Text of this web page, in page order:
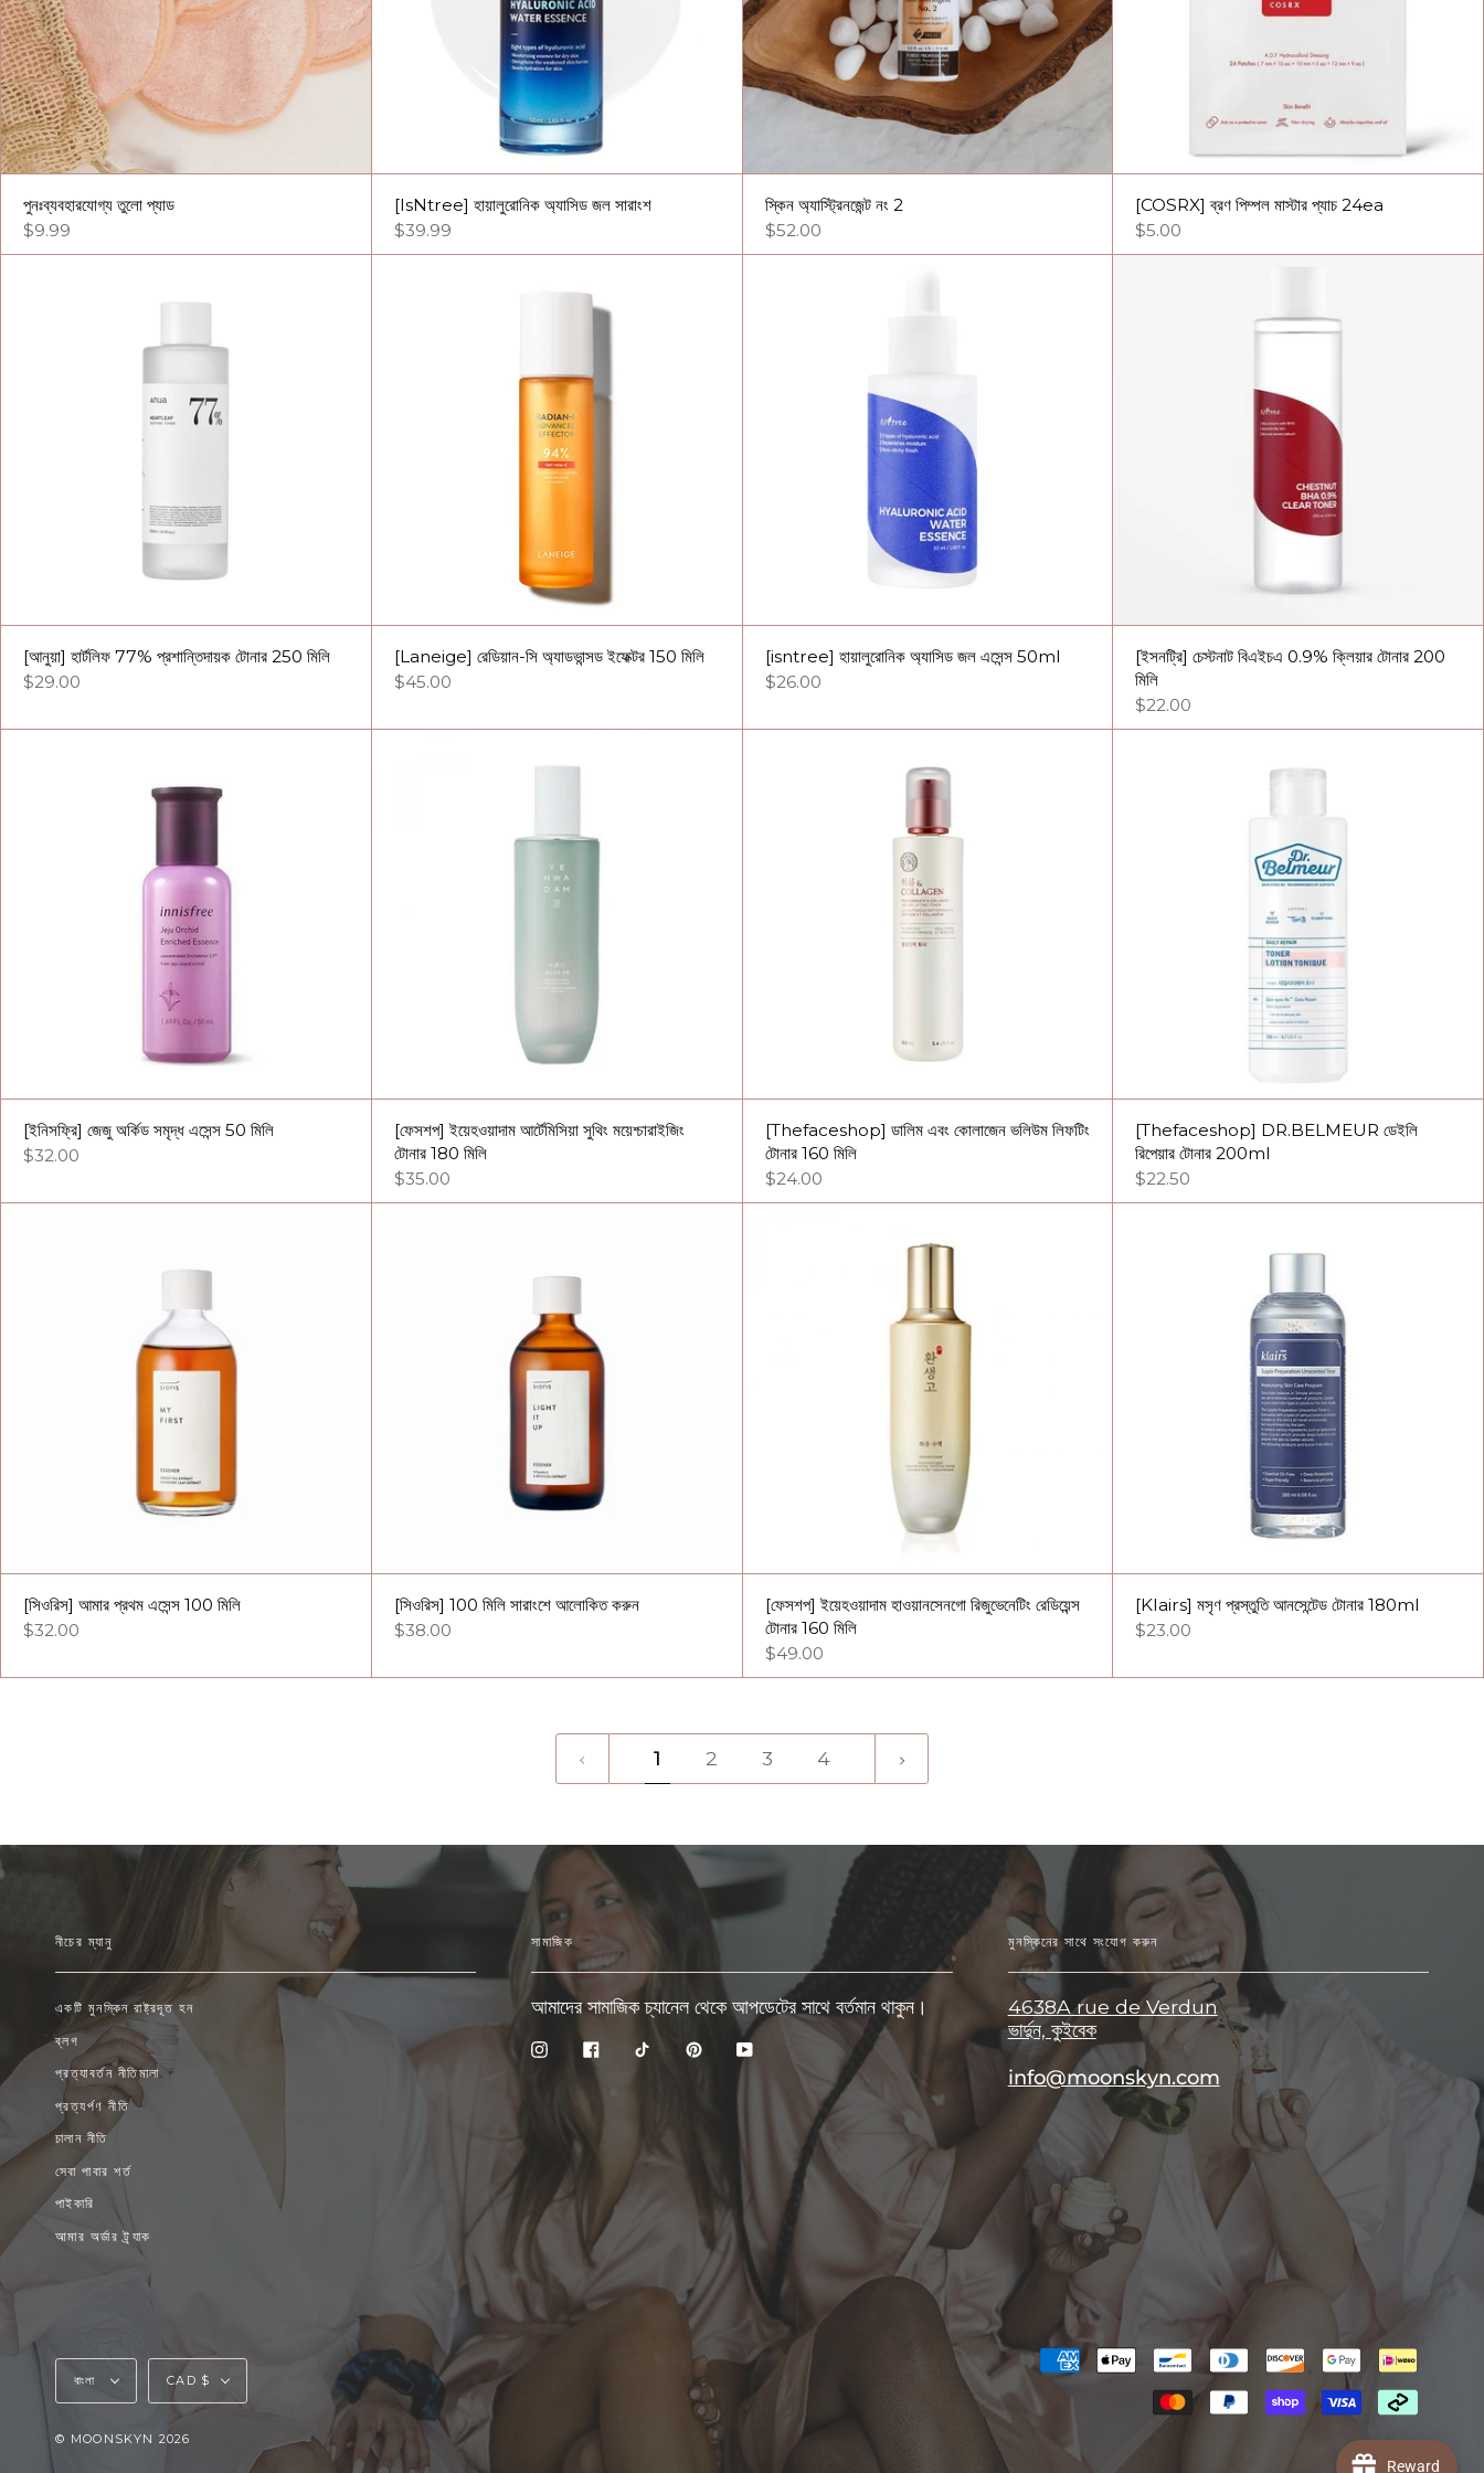
পুনঃব্যবহারযোগ্য তুলো প্যাড
$9.99
[IsNtree] হায়ালুরোনিক অ্যাসিড জল সারাংশ
$39.99
স্কিন অ্যাস্ট্রিনজেন্ট নং 2
$52.00
[COSRX] ব্রণ পিম্পল মাস্টার প্যাচ 24ea
$5.00
[আনুয়া] হার্টলিফ 77% প্রশান্তিদায়ক টোনার 250 মিলি
$29.00
[Laneige] রেডিয়ান-সি অ্যাডভান্সড ইফেক্টর 150 মিলি
$45.00
[isntree] হায়ালুরোনিক অ্যাসিড জল এসেন্স 50ml
$26.00
[ইসনট্রি] চেস্টনাট বিএইচএ 0.9% ক্লিয়ার টোনার 200
মিলি
$22.00
[ইনিসফ্রি] জেজু অর্কিড সমৃদ্ধ এসেন্স 50 মিলি
$32.00
[ফেসশপ] ইয়েহওয়াদাম আর্টেমিসিয়া সুথিং ময়েশ্চারাইজিং
টোনার 180 মিলি
$35.00
[Thefaceshop] ডালিম এবং কোলাজেন ভলিউম লিফটিং
টোনার 160 মিলি
$24.00
[Thefaceshop] DR.BELMEUR ডেইলি
রিপেয়ার টোনার 200ml
$22.50
[সিওরিস] আমার প্রথম এসেন্স 100 মিলি
$32.00
[সিওরিস] 100 মিলি সারাংশে আলোকিত করুন
$38.00
[ফেসশপ] ইয়েহওয়াদাম হাওয়ানসেনগো রিজুভেনেটিং রেডিয়েন্স
টোনার 160 মিলি
$49.00
[Klairs] মসৃণ প্রস্তুতি আনসেন্টেড টোনার 180ml
$23.00
1 2 3 4
»
নীচের ম্যানু
একটি মুনস্কিন রাষ্ট্রদূত হন
ব্লগ
প্রত্যাবর্তন নীতিমালা
প্রত্যর্পণ নীতি
চালান নীতি
সেবা পাবার শর্ত
পাইকারি
আমার অর্ডার ট্র্যাক
সামাজিক
আমাদের সামাজিক চ্যানেল থেকে আপডেটের সাথে বর্তমান থাকুন।
InstagramFacebook
TikTokPinterestYouTube
মুনস্কিনের সাথে সংযোগ করুন
4638A rue de Verdun
ভার্দুন, কুইবেক
info@moonskyn.com
ভাষা
বাংলা মুদ্রা
CAD $
© MOONSKYN 2026
Reward